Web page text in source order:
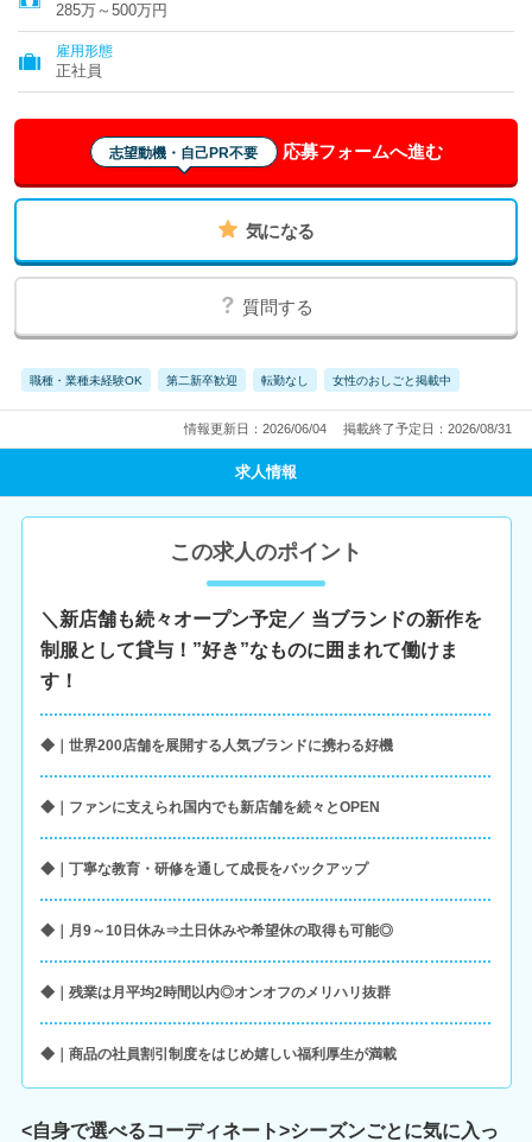
285万～500万円
雇用形態
正社員
志望動機・自己PR不要 応募フォームへ進む
気になる
質問する
職種・業種未経験OK 第二新卒歓迎 転勤なし 女性のおしごと掲載中
情報更新日：2026/06/04 掲載終了予定日：2026/08/31
求人情報
この求人のポイント
＼新店舗も続々オープン予定／ 当ブランドの新作を
制服として貸与！”好き”なものに囲まれて働けま
す！
◆｜世界200店舗を展開する人気ブランドに携わる好機
◆｜ファンに支えられ国内でも新店舗を続々とOPEN
◆｜丁寧な教育・研修を通して成長をバックアップ
◆｜月9～10日休み⇒土日休みや希望休の取得も可能◎
◆｜残業は月平均2時間以内◎オンオフのメリハリ抜群
◆｜商品の社員割引制度をはじめ嬉しい福利厚生が満載
<自身で選べるコーディネート>シーズンごとに気に入っ